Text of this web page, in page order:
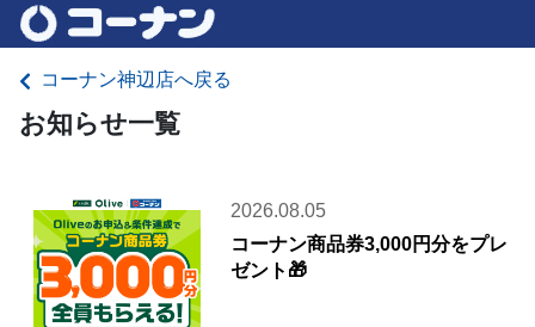
コーナン神辺店へ戻る
お知らせ一覧
2026.08.05
コーナン商品券3,000円分をプレ
ゼント🎁